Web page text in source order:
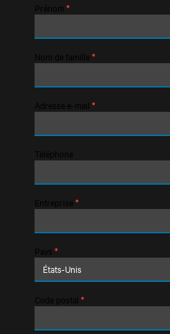
Prénom *
Nom de famille *
Adresse e-mail *
Téléphone
Entreprise *
Pays *
Code postal *